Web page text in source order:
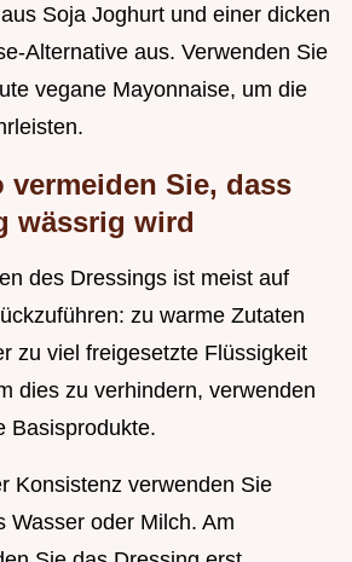
Soja Joghurt und einer dicken
Alternative aus. Verwenden Sie
vegane Mayonnaise, um die
Sie, dass
wässrig wird
des Dressings ist meist auf
zu warme Zutaten
zu viel freigesetzte Flüssigkeit
dies zu verhindern, verwenden
Basisprodukte.
Konsistenz verwenden Sie
Wasser oder Milch. Am